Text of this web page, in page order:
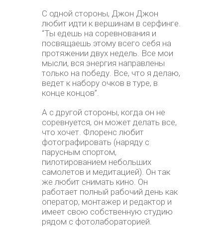
С одной стороны, Джон Джон
любит идти к вершинам в серфинге.
“Ты едешь на соревнования и
посвящаешь этому всего себя на
протяжении двух недель. Все мои
мысли, вся энергия направлены
только на победу. Все, что я делаю,
ведет к набору очков в туре, в
конце концов”.
А с другой стороны, когда он не
соревнуется, он может делать все,
что хочет. Флоренс любит
фотографировать (наряду с
парусным спортом,
пилотированием небольших
самолетов и медитацией). Он так
же любит снимать кино. Он
работает полный рабочий день как
оператор, монтажер и редактор и
имеет свою собственную студию
рядом с фотолабораторией.